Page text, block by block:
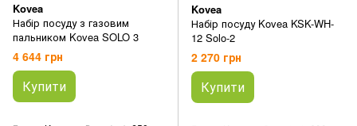
Kovea
Набір посуду з газовим
пальником Kovea SOLO 3
4 644 грн
Купити
Kovea
Набір посуду Kovea KSK-WH-
12 Solo-2
2 270 грн
Купити